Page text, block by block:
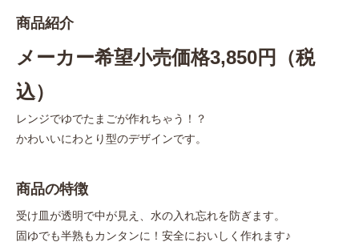
商品紹介
メーカー希望小売価格3,850円（税
込）
レンジでゆでたまごが作れちゃう！？
かわいいにわとり型のデザインです。
商品の特徴
受け皿が透明で中が見え、水の入れ忘れを防ぎます。
固ゆでも半熟もカンタンに！安全においしく作れます♪